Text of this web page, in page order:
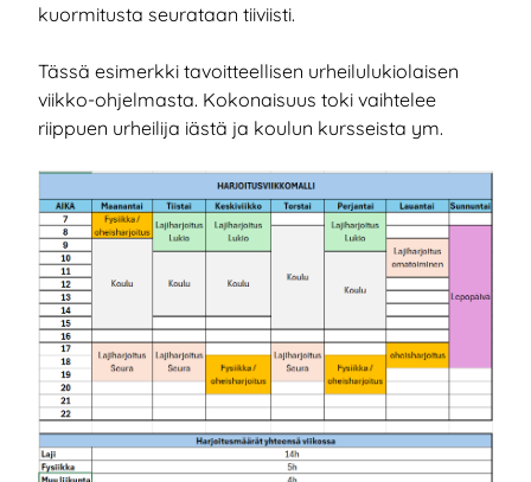
kuormitusta seurataan tiiviisti.
Tässä esimerkki tavoitteellisen urheilulukiolaisen
viikko-ohjelmasta. Kokonaisuus toki vaihtelee
riippuen urheilija iästä ja koulun kursseista ym.